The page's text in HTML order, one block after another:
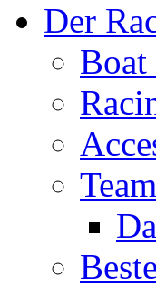
Der
Boat